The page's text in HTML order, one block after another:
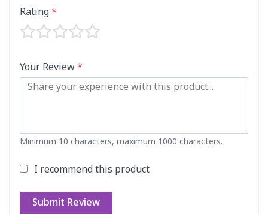
Rating*
Your Review*
Minimum 10 characters, maximum 1000 characters.
I recommend this product
Submit Review